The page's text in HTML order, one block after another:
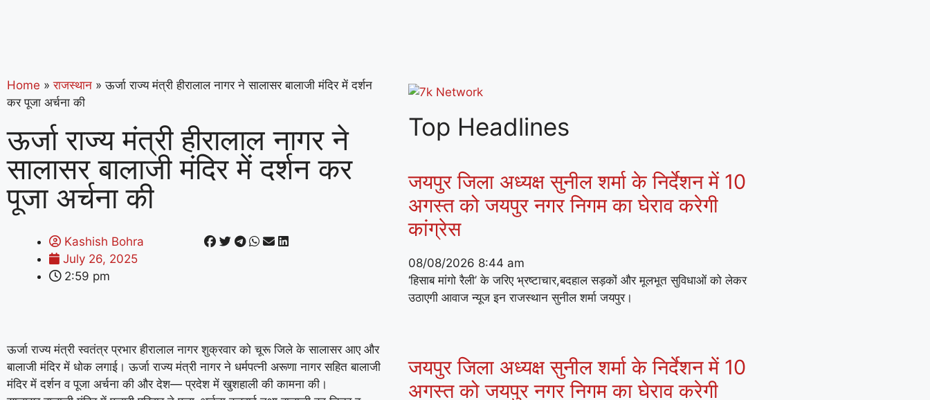
Home » राजस्थान » ऊर्जा राज्य मंत्री हीरालाल नागर ने सालासर बालाजी मंदिर में दर्शन
कर पूजा अर्चना की
ऊर्जा राज्य मंत्री हीरालाल नागर ने
सालासर बालाजी मंदिर में दर्शन कर
पूजा अर्चना की
Kashish Bohra
July 26, 2025
2:59 pm
ऊर्जा राज्य मंत्री स्वतंत्र प्रभार हीरालाल नागर शुक्रवार को चूरू जिले के सालासर आए और
बालाजी मंदिर में धोक लगाई। ऊर्जा राज्य मंत्री नागर ने धर्मपत्नी अरूणा नागर सहित बालाजी
मंदिर में दर्शन व पूजा अर्चना की और देश— प्रदेश में खुशहाली की कामना की।
Top Headlines
जयपुर जिला अध्यक्ष सुनील शर्मा के निर्देशन में 10
अगस्त को जयपुर नगर निगम का घेराव करेगी
कांग्रेस
08/08/2026 8:44 am
‘हिसाब मांगो रैली’ के जरिए भ्रष्टाचार,बदहाल सड़कों और मूलभूत सुविधाओं को लेकर
उठाएगी आवाज न्यूज इन राजस्थान सुनील शर्मा जयपुर।
जयपुर जिला अध्यक्ष सुनील शर्मा के निर्देशन में 10
अगस्त को जयपुर नगर निगम का घेराव करेगी